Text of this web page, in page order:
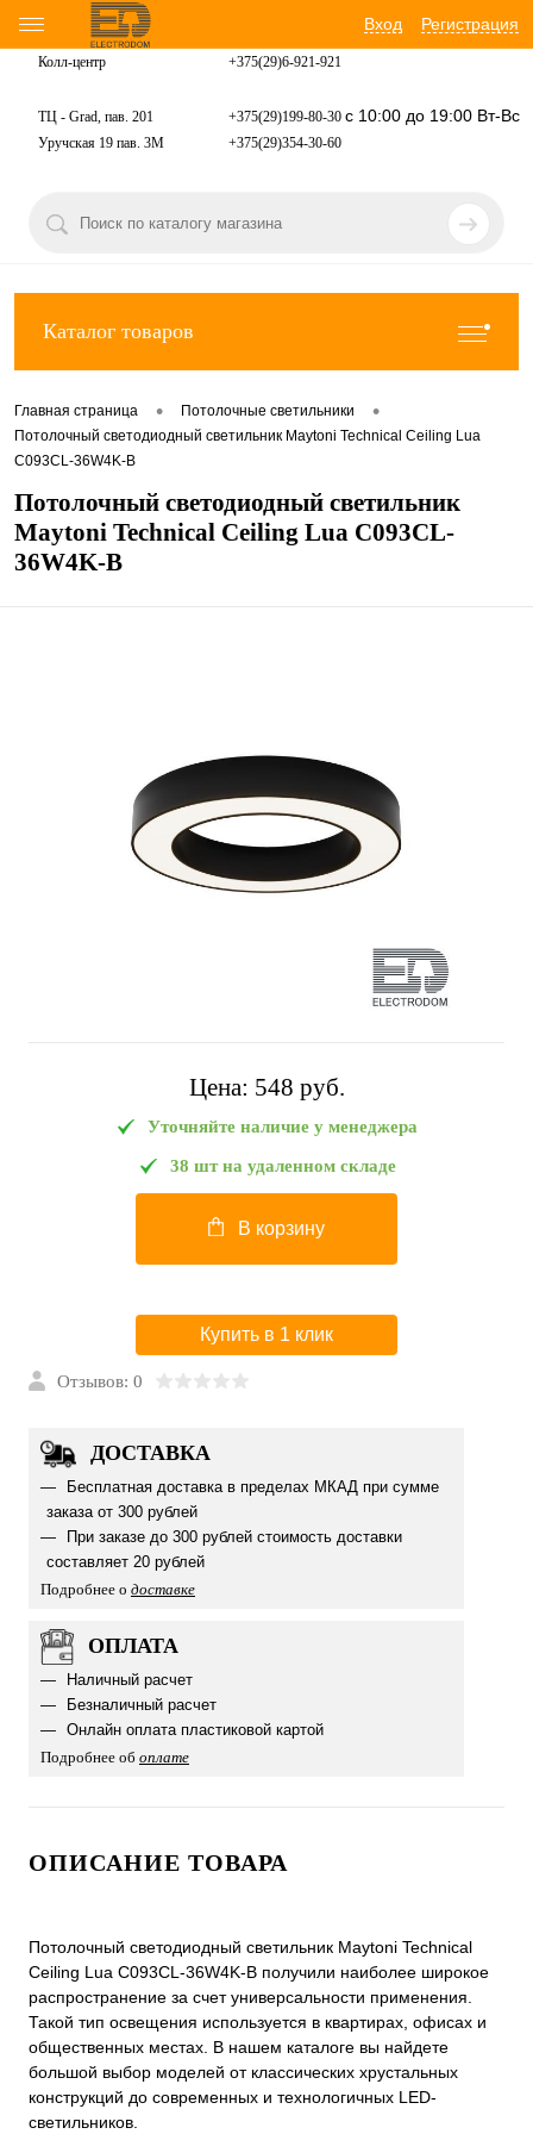
Вход Регистрация
Колл-центр +375(29)6-921-921
ТЦ - Grad, пав. 201 +375(29)199-80-30 с 10:00 до 19:00 Вт-Вс
Уручская 19 пав. 3М +375(29)354-30-60
Каталог товаров
Главная страница • Потолочные светильники •
Потолочный светодиодный светильник Maytoni Technical Ceiling Lua
C093CL-36W4K-B
Потолочный светодиодный светильник
Maytoni Technical Ceiling Lua C093CL-
36W4K-B
Цена: 548 pуб.
Уточняйте наличие у менеджера
38 шт на удаленном складе
В корзину
Купить в 1 клик
Отзывов: 0
ДОСТАВКА
Бесплатная доставка в пределах МКАД при сумме
заказа от 300 рублей
При заказе до 300 рублей стоимость доставки
составляет 20 рублей
Подробнее о доставке
ОПЛАТА
Наличный расчет
Безналичный расчет
Онлайн оплата пластиковой картой
Подробнее об оплате
ОПИСАНИЕ ТОВАРА
Потолочный светодиодный светильник Maytoni Technical
Ceiling Lua C093CL-36W4K-B получили наиболее широкое
распространение за счет универсальности применения.
Такой тип освещения используется в квартирах, офисах и
общественных местах. В нашем каталоге вы найдете
большой выбор моделей от классических хрустальных
конструкций до современных и технологичных LED-
светильников.